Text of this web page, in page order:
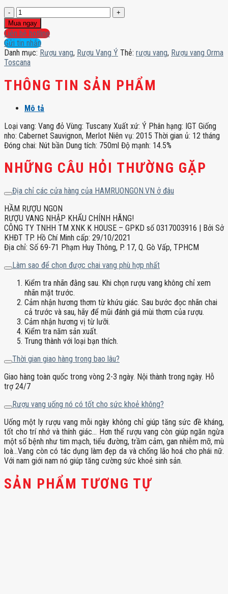
Rượu
vang
Orma
Toscana
số
lượng
Mua ngay
Liên hệ hotline
Gửi tin nhắn
Danh mục: Rượu vang, Rượu Vang Ý Thẻ: rượu vang, Rượu vang Orma
Toscana
THÔNG TIN SẢN PHẨM
Mô tả
Loại vang: Vang đỏ Vùng: Tuscany Xuất xứ: Ý Phân hạng: IGT Giống
nho: Cabernet Sauvignon, Merlot Niên vụ: 2015 Thời gian ủ: 12 tháng
Đóng chai: Nút bần Dung tích: 750ml Độ mạnh: 14.5%
NHỮNG CÂU HỎI THƯỜNG GẶP
Địa chỉ các cửa hàng của HAMRUONGON.VN ở đâu
HẦM RƯỢU NGON
RƯỢU VANG NHẬP KHẨU CHÍNH HÃNG!
CÔNG TY TNHH TM XNK K HOUSE – GPKD số 0317003916 | Bởi Sở
KHĐT TP. Hồ Chí Minh cấp: 29/10/2021
Địa chỉ: Số 69-71 Phạm Huy Thông, P. 17, Q. Gò Vấp, TPHCM
Làm sao để chọn được chai vang phù hợp nhất
Kiểm tra nhãn đằng sau. Khi chọn rượu vang không chỉ xem
nhãn mặt trước.
Cảm nhận hương thơm từ khứu giác. Sau bước đọc nhãn chai
cả trước và sau, hãy để mũi đánh giá mùi thơm của rượu.
Cảm nhận hương vị từ lưỡi.
Kiểm tra năm sản xuất.
Trung thành với loại bạn thích.
Thời gian giao hàng trong bao lâu?
Giao hàng toàn quốc trong vòng 2-3 ngày. Nội thành trong ngày. Hỗ
trợ 24/7
Rượu vang uống nó có tốt cho sức khoẻ không?
Uống một ly rượu vang mỗi ngày không chỉ giúp tăng sức đề kháng,
tốt cho trí nhớ và thính giác… Hơn thế rượu vang còn giúp ngăn ngừa
một số bệnh như tim mạch, tiểu đường, trầm cảm, gan nhiễm mỡ, mù
loà…Vang còn có tác dụng làm đẹp da và chống lão hoá cho phái nữ.
Với nam giới nam nó giúp tăng cường sức khoẻ sinh sản.
SẢN PHẨM TƯƠNG TỰ